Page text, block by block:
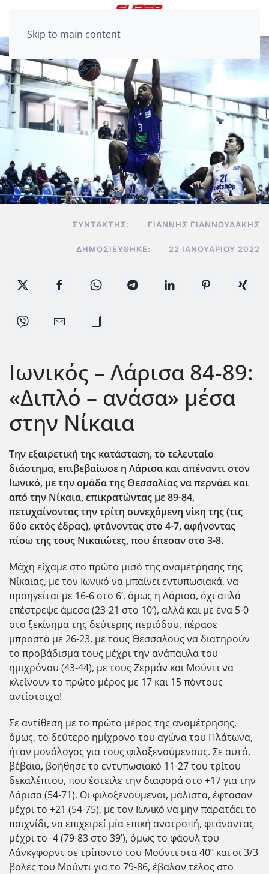
Skip to main content
ΣΥΝΤΆΚΤΗΣ: ΓΙΆΝΝΗΣ ΓΙΑΝΝΟΥΔΆΚΗΣ
ΔΗΜΟΣΙΕΎΘΗΚΕ: 22 ΙΑΝΟΥΑΡΊΟΥ 2022
Ιωνικός – Λάρισα 84-89:
«Διπλό – ανάσα» μέσα
στην Νίκαια
Την εξαιρετική της κατάσταση, το τελευταίο
διάστημα, επιβεβαίωσε η Λάρισα και απέναντι στον
Ιωνικό, με την ομάδα της Θεσσαλίας να περνάει και
από την Νίκαια, επικρατώντας με 89-84,
πετυχαίνοντας την τρίτη συνεχόμενη νίκη της (τις
δύο εκτός έδρας), φτάνοντας στο 4-7, αφήνοντας
πίσω της τους Νικαιώτες, που έπεσαν στο 3-8.
Μάχη είχαμε στο πρώτο μισό της αναμέτρησης της
Νίκαιας, με τον Ιωνικό να μπαίνει εντυπωσιακά, να
προηγείται με 16-6 στο 6’, όμως η Λάρισα, όχι απλά
επέστρεψε άμεσα (23-21 στο 10’), αλλά και με ένα 5-0
στο ξεκίνημα της δεύτερης περιόδου, πέρασε
μπροστά με 26-23, με τους Θεσσαλούς να διατηρούν
το προβάδισμα τους μέχρι την ανάπαυλα του
ημιχρόνου (43-44), με τους Ζερμάν και Μούντι να
κλείνουν το πρώτο μέρος με 17 και 15 πόντους
αντίστοιχα!
Σε αντίθεση με το πρώτο μέρος της αναμέτρησης,
όμως, το δεύτερο ημίχρονο του αγώνα του Πλάτωνα,
ήταν μονόλογος για τους φιλοξενούμενους. Σε αυτό,
βέβαια, βοήθησε το εντυπωσιακό 11-27 του τρίτου
δεκαλέπτου, που έστειλε την διαφορά στο +17 για την
Λάρισα (54-71). Οι φιλοξενούμενοι, μάλιστα, έφτασαν
μέχρι το +21 (54-75), με τον Ιωνικό να μην παρατάει το
παιχνίδι, να επιχειρεί μία επική ανατροπή, φτάνοντας
μέχρι το -4 (79-83 στο 39’), όμως το φάουλ του
Λάνκγφορντ σε τρίποντο του Μούντι στα 40’’ και οι 3/3
βολές του Μούντι για το 79-86, έβαλαν τέλος στο